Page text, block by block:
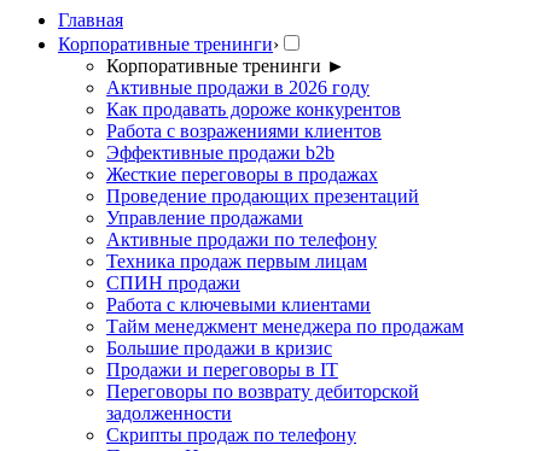
Главная
Корпоративные тренинги›
Корпоративные тренинги ►
Активные продажи в 2026 году
Как продавать дороже конкурентов
Работа с возражениями клиентов
Эффективные продажи b2b
Жесткие переговоры в продажах
Проведение продающих презентаций
Управление продажами
Активные продажи по телефону
Техника продаж первым лицам
СПИН продажи
Работа с ключевыми клиентами
Тайм менеджмент менеджера по продажам
Большие продажи в кризис
Продажи и переговоры в IT
Переговоры по возврату дебиторской
задолженности
Скрипты продаж по телефону